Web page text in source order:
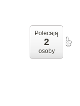
Polecają
2
osoby